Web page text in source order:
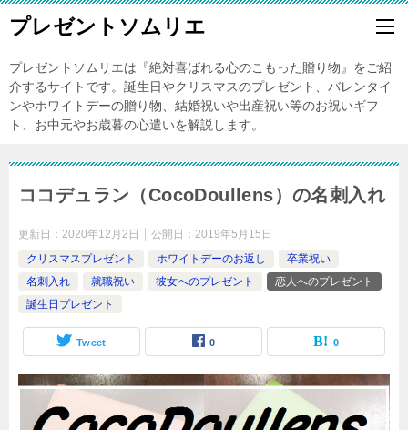
プレゼントソムリエ
プレゼントソムリエは『絶対喜ばれる心のこもった贈り物』をご紹
介するサイトです。誕生日やクリスマスのプレゼント、バレンタイ
ンやホワイトデーの贈り物、結婚祝いや出産祝い等のお祝いギフ
ト、お中元やお歳暮の心遣いを解説します。
ココデュラン（CocoDoullens）の名刺入れ
更新日： 2020年12月2日 公開日： 2019年5月15日
クリスマスプレゼント
ホワイトデーのお返し
卒業祝い
名刺入れ
就職祝い 彼女へのプレゼント
恋人へのプレゼント
誕生日プレゼント
Tweet 0 0